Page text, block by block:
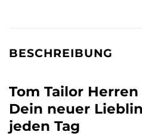
BESCHREIBUNG
Tom Tailor Herren
Dein neuer
jeden Tag